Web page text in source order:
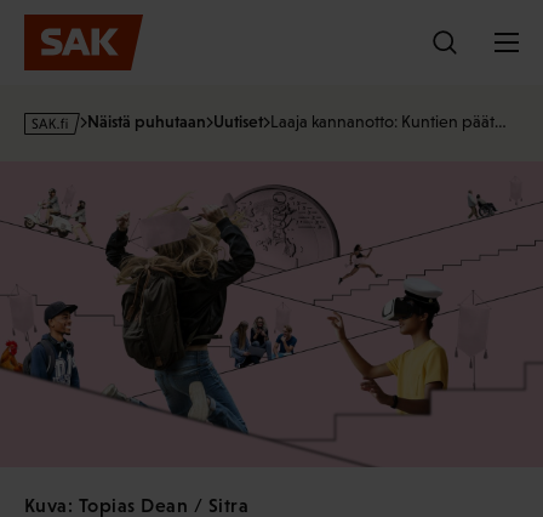
Hyppää
sisältöön
s
f
Näistä puhutaan Uutiset Laaja kannanotto: Kuntien päät…
Kuva: Topias Dean / Sitra